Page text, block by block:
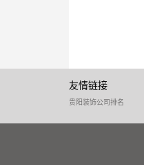
友情链接
贵阳装饰公司排名